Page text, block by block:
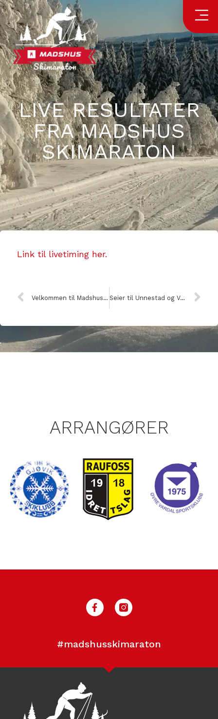
LIVE RESULTATER
FRA MADSHUS
SKIMARATON
Link til livetiming her.
Velkommen til Madshus Skimaraton og Madshus Stuttmaraton 2020 Seier til Unnestad og Vestbakken i Madshus Skimaraton
ARRANGØRER
#madshusskimaraton